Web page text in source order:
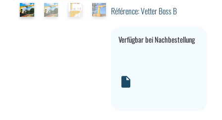
Référence: Vetter Boss B
Verfügbar bei Nachbestellung